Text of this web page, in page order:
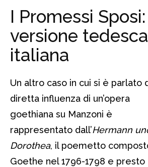
I Promessi Sposi:
versione
italiana
Un altro caso in cui si è parlato
diretta influenza di un’opera
goethiana su Manzoni è
rappresentato dall’Hermann
Dorothea, il poemetto
Goethe nel 1796-1798 e presto